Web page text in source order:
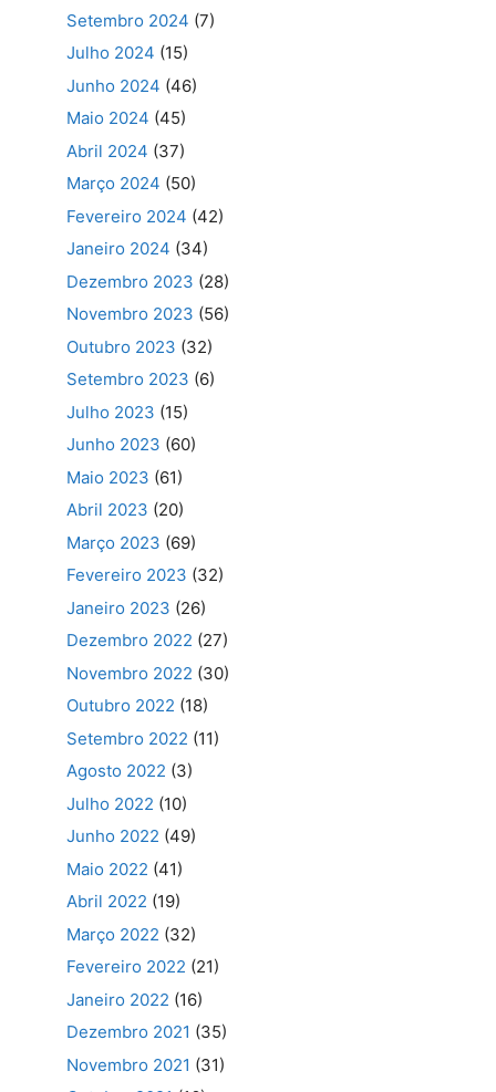
Setembro 2024 (7)
Julho 2024 (15)
Junho 2024 (46)
Maio 2024 (45)
Abril 2024 (37)
Março 2024 (50)
Fevereiro 2024 (42)
Janeiro 2024 (34)
Dezembro 2023 (28)
Novembro 2023 (56)
Outubro 2023 (32)
Setembro 2023 (6)
Julho 2023 (15)
Junho 2023 (60)
Maio 2023 (61)
Abril 2023 (20)
Março 2023 (69)
Fevereiro 2023 (32)
Janeiro 2023 (26)
Dezembro 2022 (27)
Novembro 2022 (30)
Outubro 2022 (18)
Setembro 2022 (11)
Agosto 2022 (3)
Julho 2022 (10)
Junho 2022 (49)
Maio 2022 (41)
Abril 2022 (19)
Março 2022 (32)
Fevereiro 2022 (21)
Janeiro 2022 (16)
Dezembro 2021 (35)
Novembro 2021 (31)